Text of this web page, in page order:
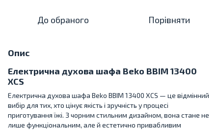
До обраного Порівняти
Опис
Електрична духова шафа Beko BBIM 13400
XCS
Електрична духова шафа Beko BBIM 13400 XCS — це відмінний
вибір для тих, хто цінує якість і зручність у процесі
приготування їжі. З чорним стильним дизайном, вона стане не
лише функціональним, але й естетично привабливим